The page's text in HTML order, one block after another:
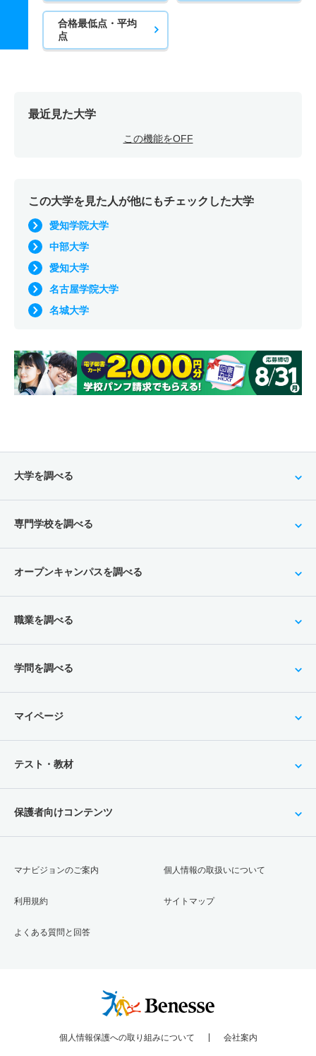
合格最低点・平均
点
最近見た大学
この機能をOFF
この大学を見た人が他にもチェックした大学
愛知学院大学
中部大学
愛知大学
名古屋学院大学
名城大学
大学を調べる
専門学校を調べる
オープンキャンパスを調べる
職業を調べる
学問を調べる
マイページ
テスト・教材
保護者向けコンテンツ
マナビジョンのご案内
利用規約
よくある質問と回答
個人情報の取扱いについて
サイトマップ
個人情報保護への取り組みについて 会社案内